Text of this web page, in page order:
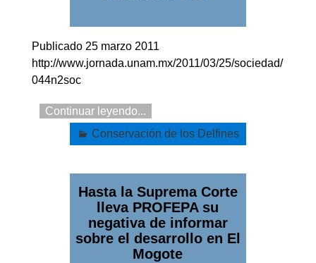
Publicado 25 marzo 2011
http://www.jornada.unam.mx/2011/03/25/sociedad/
044n2soc
Continuar leyendo...
Conservación de los Delfines
Hasta la Suprema Corte
lleva PROFEPA su
negativa de informar
sobre el desarrollo en El
Mogote